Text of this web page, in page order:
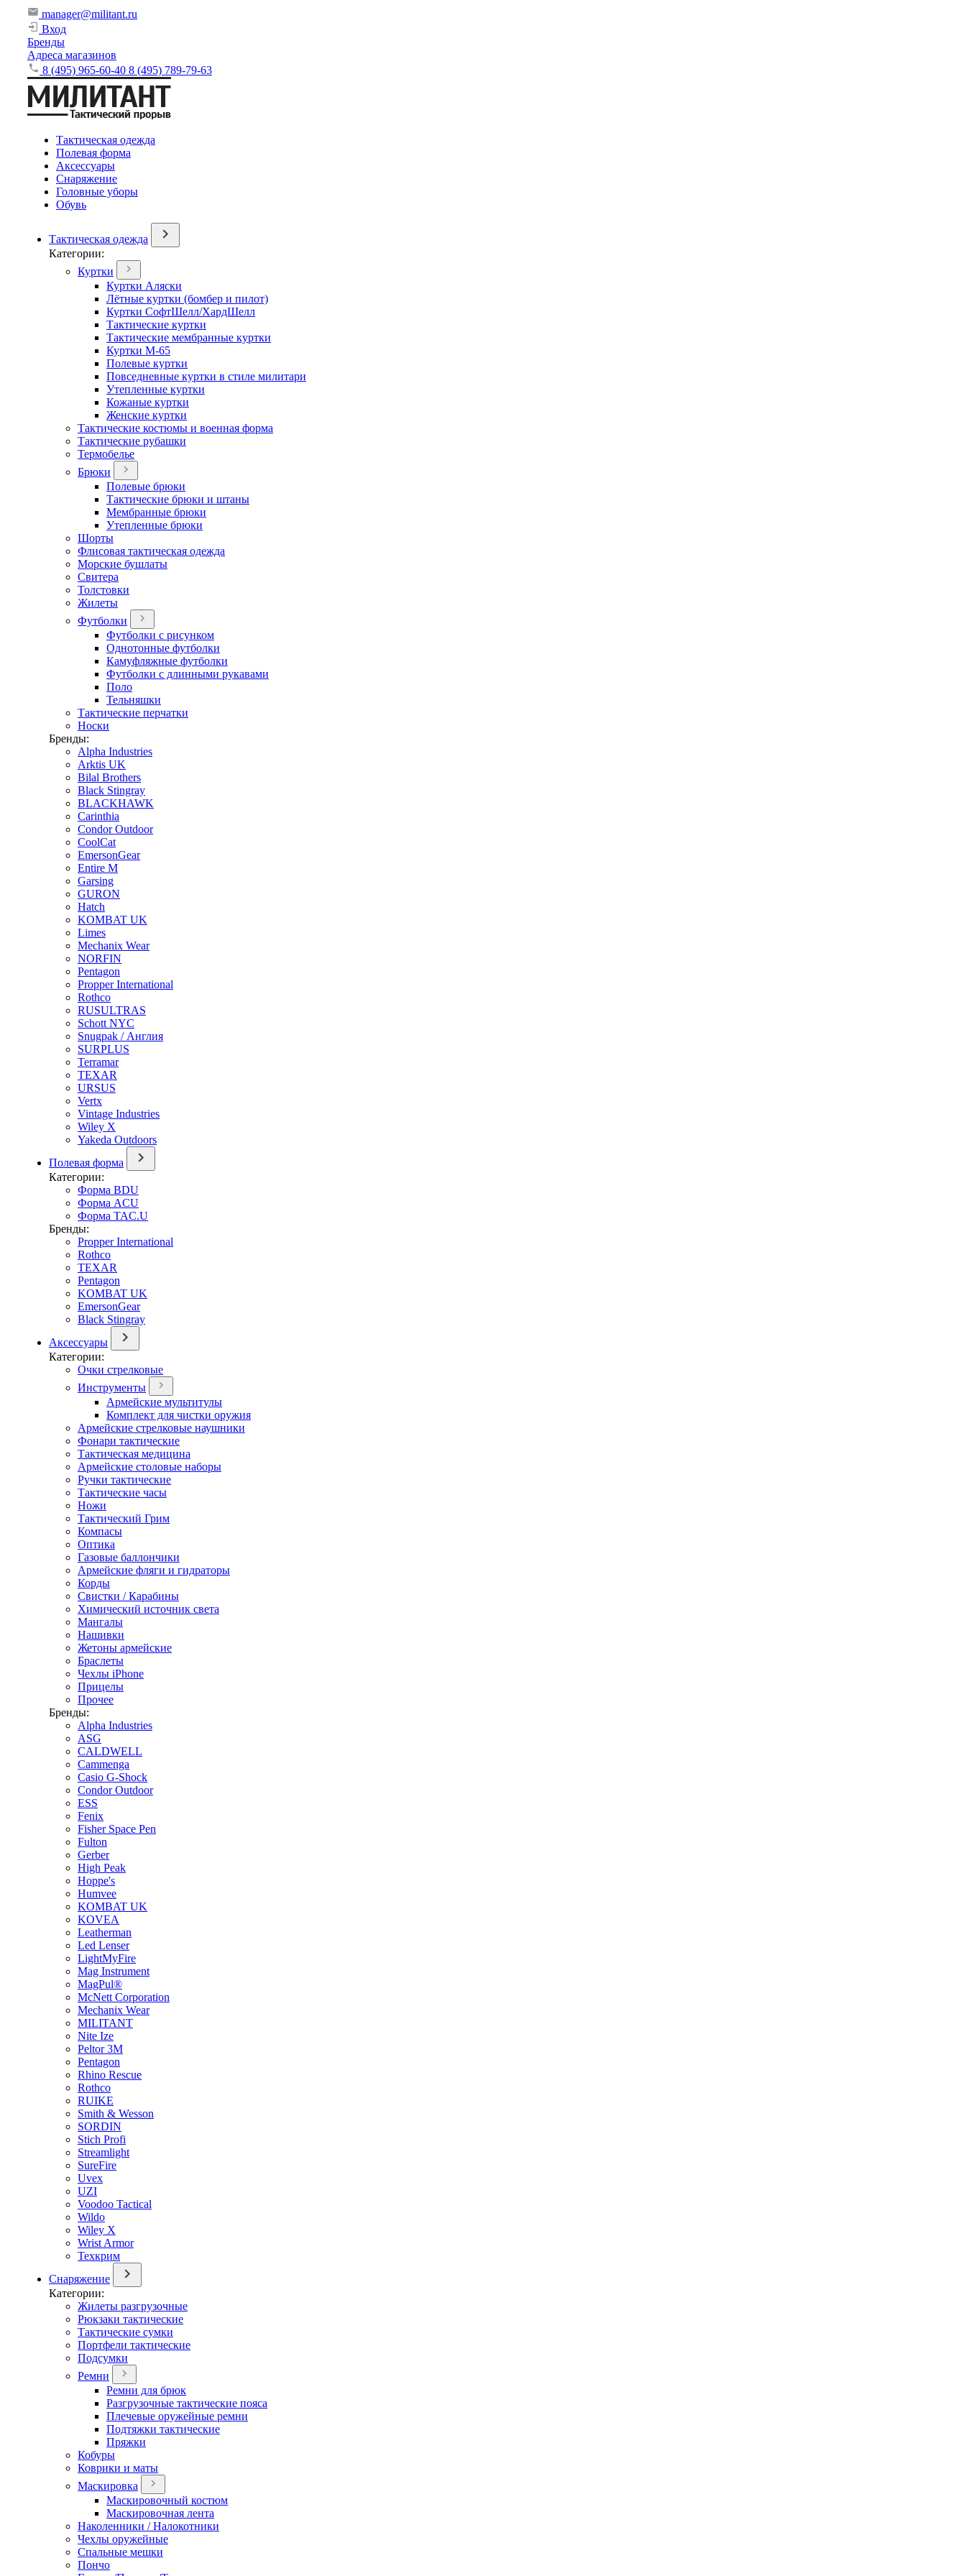
manager@militant.ru
Вход
Бренды
Адреса магазинов
8 (495) 965-60-40 8 (495) 789-79-63
Тактическая одежда
Полевая форма
Аксессуары
Снаряжение
Головные уборы
Обувь
Тактическая одежда
Категории:
Куртки
Куртки Аляски
Лётные куртки (бомбер и пилот)
Куртки СофтШелл/ХардШелл
Тактические куртки
Тактические мембранные куртки
Куртки М-65
Полевые куртки
Повседневные куртки в стиле милитари
Утепленные куртки
Кожаные куртки
Женские куртки
Тактические костюмы и военная форма
Тактические рубашки
Термобелье
Брюки
Полевые брюки
Тактические брюки и штаны
Мембранные брюки
Утепленные брюки
Шорты
Флисовая тактическая одежда
Морские бушлаты
Свитера
Толстовки
Жилеты
Футболки
Футболки с рисунком
Однотонные футболки
Камуфляжные футболки
Футболки с длинными рукавами
Поло
Тельняшки
Тактические перчатки
Носки
Бренды:
Alpha Industries
Arktis UK
Bilal Brothers
Black Stingray
BLACKHAWK
Carinthia
Condor Outdoor
CoolCat
EmersonGear
Entire M
Garsing
GURON
Hatch
KOMBAT UK
Limes
Mechanix Wear
NORFIN
Pentagon
Propper International
Rothco
RUSULTRAS
Schott NYC
Snugpak / Англия
SURPLUS
Terramar
TEXAR
URSUS
Vertx
Vintage Industries
Wiley X
Yakeda Outdoors
Полевая форма
Категории:
Форма BDU
Форма ACU
Форма TAC.U
Бренды:
Propper International
Rothco
TEXAR
Pentagon
KOMBAT UK
EmersonGear
Black Stingray
Аксессуары
Категории:
Очки стрелковые
Инструменты
Армейские мультитулы
Комплект для чистки оружия
Армейские стрелковые наушники
Фонари тактические
Тактическая медицина
Армейские столовые наборы
Ручки тактические
Тактические часы
Ножи
Тактический Грим
Компасы
Оптика
Газовые баллончики
Армейские фляги и гидраторы
Корды
Свистки / Карабины
Химический источник света
Мангалы
Нашивки
Жетоны армейские
Браслеты
Чехлы iPhone
Прицелы
Прочее
Бренды:
Alpha Industries
ASG
CALDWELL
Cammenga
Casio G-Shock
Condor Outdoor
ESS
Fenix
Fisher Space Pen
Fulton
Gerber
High Peak
Hoppe's
Humvee
KOMBAT UK
KOVEA
Leatherman
Led Lenser
LightMyFire
Mag Instrument
MagPul®
McNett Corporation
Mechanix Wear
MILITANT
Nite Ize
Peltor 3M
Pentagon
Rhino Rescue
Rothco
RUIKE
Smith & Wesson
SORDIN
Stich Profi
Streamlight
SureFire
Uvex
UZI
Voodoo Tactical
Wildo
Wiley X
Wrist Armor
Техкрим
Снаряжение
Категории:
Жилеты разгрузочные
Рюкзаки тактические
Тактические сумки
Портфели тактические
Подсумки
Ремни
Ремни для брюк
Разгрузочные тактические пояса
Плечевые оружейные ремни
Подтяжки тактические
Пряжки
Кобуры
Коврики и маты
Маскировка
Маскировочный костюм
Маскировочная лента
Наколенники / Налокотники
Чехлы оружейные
Спальные мешки
Пончо